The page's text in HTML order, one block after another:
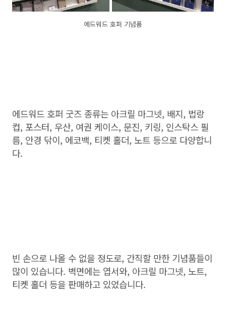
에드워드 호퍼 기념품
에드워드 호퍼 굿즈 종류는 아크릴 마그넷, 배지, 법랑
컵, 포스터, 우산, 여권 케이스, 문진, 키링, 인스탁스 필
름, 안경 닦이, 에코백, 티켓 홀더, 노트 등으로 다양합니
다.
빈 손으로 나올 수 없을 정도로, 간직할 만한 기념품들이
많이 있습니다. 벽면에는 엽서와, 아크릴 마그넷, 노트,
티켓 홀더 등을 판매하고 있었습니다.